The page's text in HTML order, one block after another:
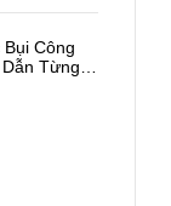
Công
Từng